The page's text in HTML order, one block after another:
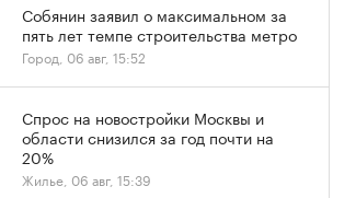
Собянин заявил о максимальном за
пять лет темпе строительства метро
Город, 06 авг, 15:52
Спрос на новостройки Москвы и
области снизился за год почти на
20%
Жилье, 06 авг, 15:39